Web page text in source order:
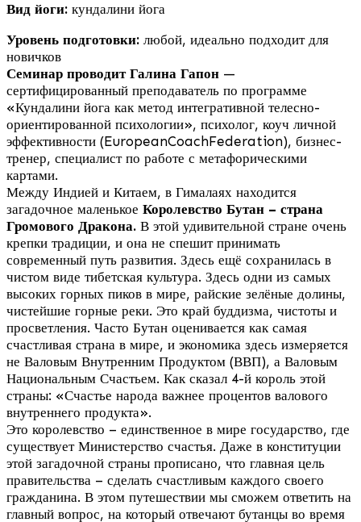
Вид йоги: кундалини йога
Уровень подготовки: любой, идеально подходит для
новичков
Семинар проводит Галина Гапон —
сертифицированный преподаватель по программе
«Кундалини йога как метод интегративной телесно-
ориентированной психологии», психолог, коуч личной
эффективности (EuropeanCoachFederation), бизнес-
тренер, специалист по работе с метафорическими
картами.
Между Индией и Китаем, в Гималаях находится
загадочное маленькое Королевство Бутан – страна
Громового Дракона. В этой удивительной стране очень
крепки традиции, и она не спешит принимать
современный путь развития. Здесь ещё сохранилась в
чистом виде тибетская культура. Здесь одни из самых
высоких горных пиков в мире, райские зелёные долины,
чистейшие горные реки. Это край буддизма, чистоты и
просветления. Часто Бутан оценивается как самая
счастливая страна в мире, и экономика здесь измеряется
не Валовым Внутренним Продуктом (ВВП), а Валовым
Национальным Счастьем. Как сказал 4-й король этой
страны: «Счастье народа важнее процентов валового
внутреннего продукта».
Это королевство – единственное в мире государство, где
существует Министерство счастья. Даже в конституции
этой загадочной страны прописано, что главная цель
правительства – сделать счастливым каждого своего
гражданина. В этом путешествии мы сможем ответить на
главный вопрос, на который отвечают бутанцы во время